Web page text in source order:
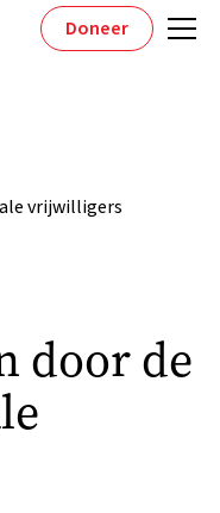
Doneer
vrijwilligers
door de